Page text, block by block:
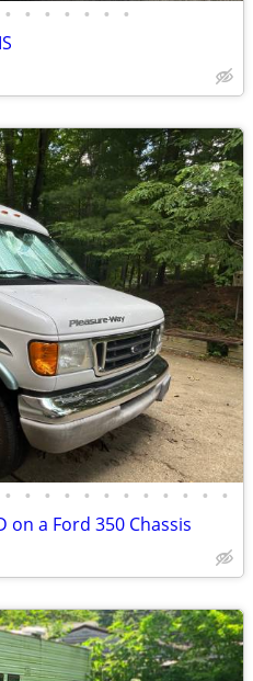
• • • • • • •
• • • • • • • • • • • •
on a Ford 350 Chassis